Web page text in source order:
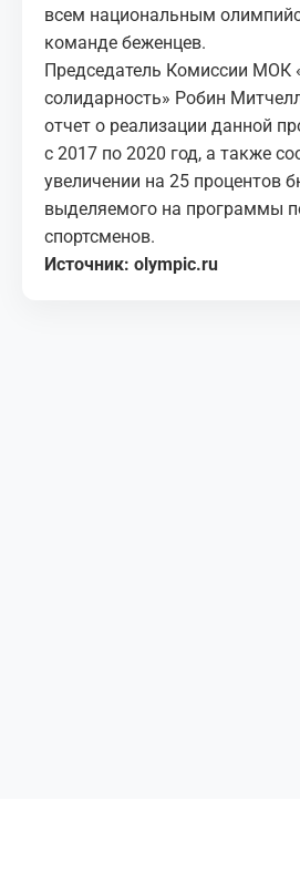
всем национальным
команде беженцев.
Председатель Комиссии МОК
солидарность» Робин
отчет о реализации данной
с 2017 по 2020 год, а также
увеличении на 25 процентов
выделяемого на программы
спортсменов.
Источник: olympic.ru